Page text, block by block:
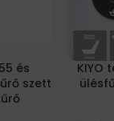
és
szett
KIYO